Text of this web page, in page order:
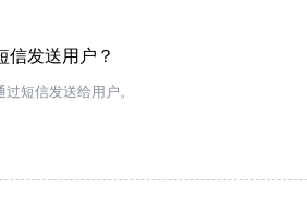
信发送用户？
短信发送给用户。